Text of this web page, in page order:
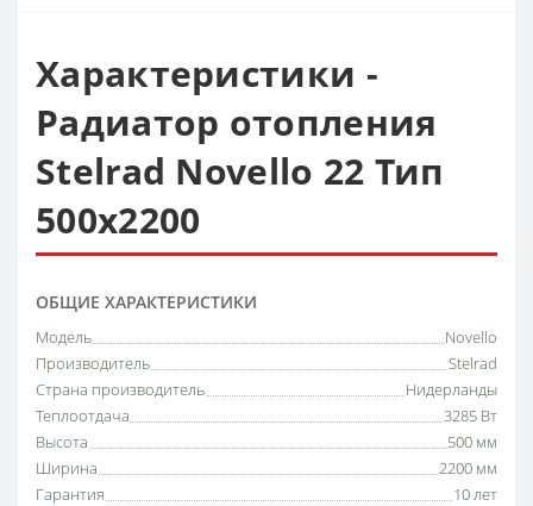
Характеристики -
Радиатор отопления
Stelrad Novello 22 Тип
500х2200
ОБЩИЕ ХАРАКТЕРИСТИКИ
Модель
Novello
Производитель
Stelrad
Страна производитель
Нидерланды
Теплоотдача
3285 Вт
Высота
500 мм
Ширина
2200 мм
Гарантия
10 лет